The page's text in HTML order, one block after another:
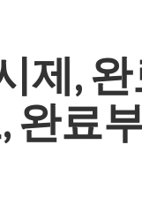
제,
완료